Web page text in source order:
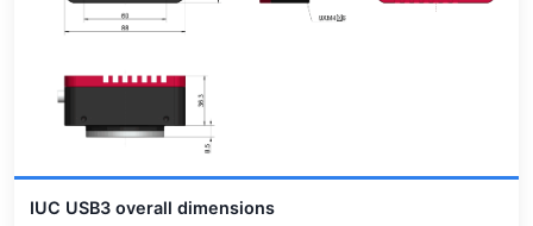
IUC USB3 overall dimensions